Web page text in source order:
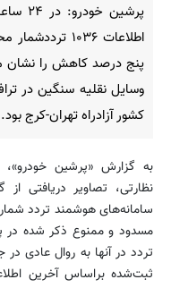
اطلاعات ۱۰۳۶
پنج درصد کاهش را
کشور آزادراه تهران-کرج بود.
به گزارش «پرشین خودرو»،
نظارتی، تصاویر دریافتی
سامانه‌های هوشمند تردد
مسدود و ممنوع ذکر شده در